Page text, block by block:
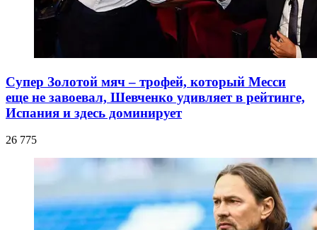
Супер Золотой мяч – трофей, который Месси
еще не завоевал, Шевченко удивляет в рейтинге,
Испания и здесь доминирует
26 775